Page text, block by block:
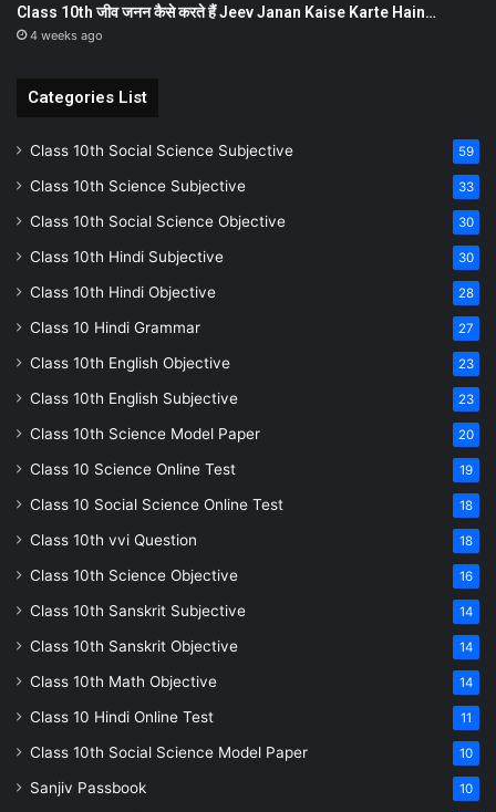
Class 10th जीव जनन कैसे करते हैं Jeev Janan Kaise Karte Hain…
4 weeks ago
Categories List
Class 10th Social Science Subjective 59
Class 10th Science Subjective 33
Class 10th Social Science Objective 30
Class 10th Hindi Subjective 30
Class 10th Hindi Objective 28
Class 10 Hindi Grammar 27
Class 10th English Objective 23
Class 10th English Subjective 23
Class 10th Science Model Paper 20
Class 10 Science Online Test 19
Class 10 Social Science Online Test 18
Class 10th vvi Question 18
Class 10th Science Objective 16
Class 10th Sanskrit Subjective 14
Class 10th Sanskrit Objective 14
Class 10th Math Objective 14
Class 10 Hindi Online Test 11
Class 10th Social Science Model Paper 10
Sanjiv Passbook 10